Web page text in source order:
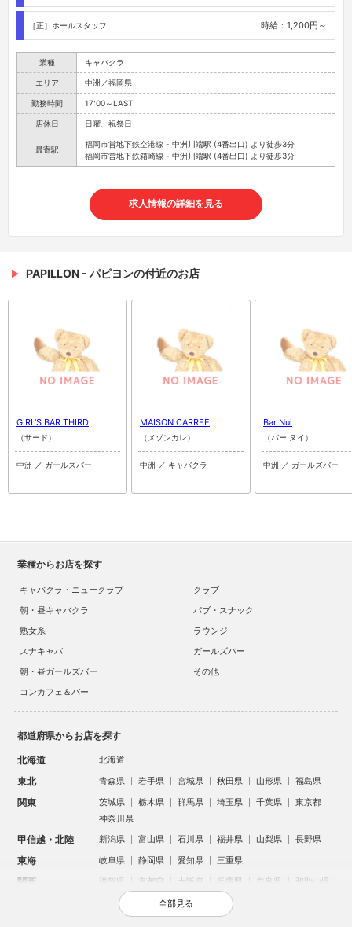
［正］ホールスタッフ 時給：1,200円～
業種 キャバクラ
エリア 中洲／福岡県
勤務時間 17:00～LAST
店休日 日曜、祝祭日
最寄駅
福岡市営地下鉄空港線 - 中洲川端駅 (4番出口) より徒歩3分
福岡市営地下鉄箱崎線 - 中洲川端駅 (4番出口) より徒歩3分
求人情報の詳細を見る
PAPILLON - パピヨンの付近のお店
GIRL'S BAR THIRD
（サード）
中洲 ／ ガールズバー
MAISON CARREE
（メゾンカレ）
中洲 ／ キャバクラ
Bar Nui
（バー ヌイ）
中洲 ／ ガールズバー
業種からお店を探す
キャバクラ・ニュークラブ
クラブ
朝・昼キャバクラ
パブ・スナック
熟女系
ラウンジ
スナキャバ
ガールズバー
朝・昼ガールズバー
その他
コンカフェ＆バー
都道府県からお店を探す
北海道 北海道
東北 青森県 岩手県 宮城県 秋田県 山形県 福島県
関東 茨城県 栃木県 群馬県 埼玉県 千葉県
東京都
神奈川県
甲信越・北陸 新潟県 富山県 石川県 福井県 山梨県 長野県
東海 岐阜県 静岡県 愛知県 三重県
関西 滋賀県 京都府 大阪府 兵庫県 奈良県 和歌山県
鳥取県 島根県 岡山県 広島県
全部見る